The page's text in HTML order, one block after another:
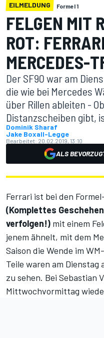
EILMELDUNG Formel 1
FELGEN MIT
ROT:
MERCEDES-
Der SF90 war am
die wie bei Mercedes
über Rillen ableiten -
Distanzscheiben gibt,
Dominik Sharaf
Jake Boxall-Legge
Bearbeitet: 20.02.2019, 13:10
ALS
Ferrari ist bei den
(Komplettes
verfolgen!) mit einem
jenem ähnelt, mit dem
Saison die Wende im
Teile waren am Dienstag
zu sehen. Bei Sebastian
Mittwochvormittag